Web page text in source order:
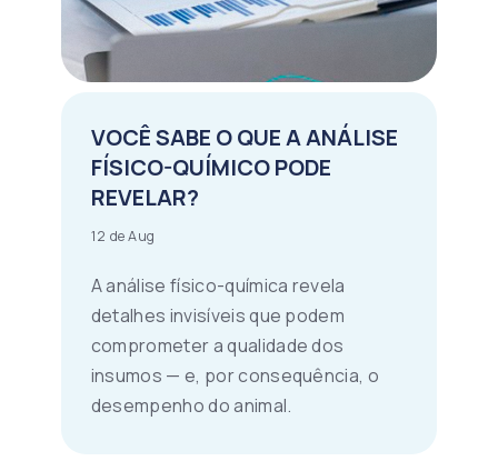
VOCÊ SABE O QUE A ANÁLISE
FÍSICO-QUÍMICO PODE
REVELAR?
12 de Aug
A análise físico-química revela
detalhes invisíveis que podem
comprometer a qualidade dos
insumos — e, por consequência, o
desempenho do animal.